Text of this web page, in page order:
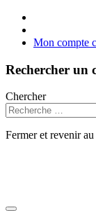
Mon compte
Rechercher un
Chercher
Fermer et revenir au